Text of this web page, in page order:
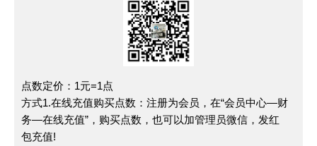
点数定价：1元=1点
方式1.在线充值购买点数：注册为会员，在“会员中心—财
务—在线充值”，购买点数，也可以加管理员微信，发红
包充值!